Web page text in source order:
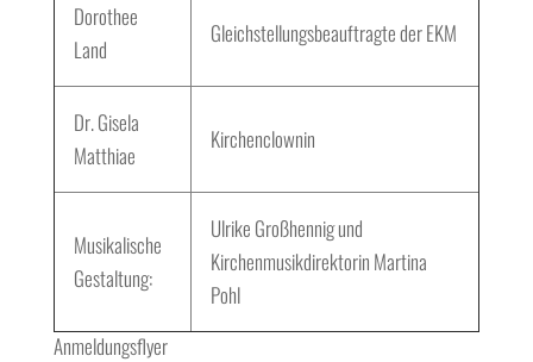
Dorothee
Land
Gleichstellungsbeauftragte der EKM
Dr. Gisela
Matthiae
Kirchenclownin
Musikalische
Gestaltung:
Ulrike Großhennig und
Kirchenmusikdirektorin Martina
Pohl
Anmeldungsflyer